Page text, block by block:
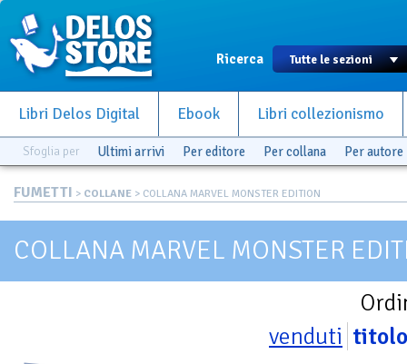
Ricerca
Libri Delos Digital Ebook Libri collezionismo
Sfoglia per Ultimi arrivi Per editore Per collana Per autore
FUMETTI > COLLANE > COLLANA MARVEL MONSTER EDITION
COLLANA MARVEL MONSTER
venduti titolo